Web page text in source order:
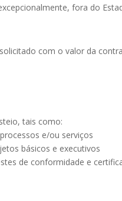
fora do
com o valor da
tais como:
e/ou serviços
básicos e executivos
de conformidade e